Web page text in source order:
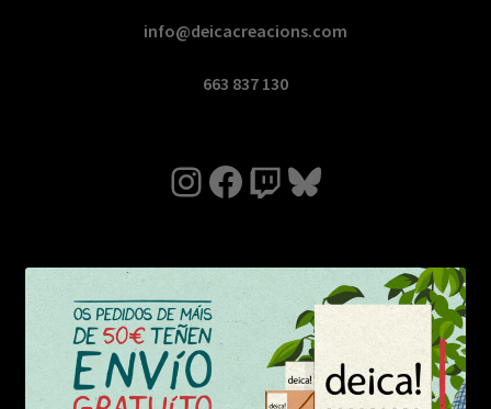
info@deicacreacions.com
663 837 130
Instagram
Facebook
TwitchBluesky